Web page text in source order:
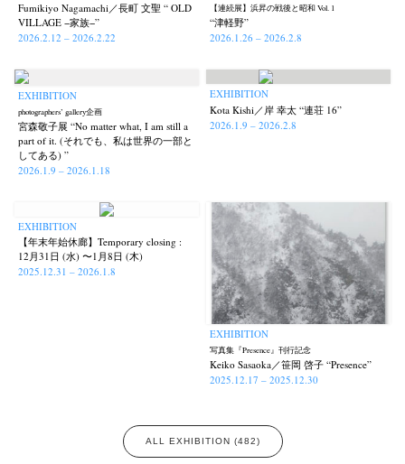
Fumikiyo Nagamachi／長町 文聖 “ OLD
VILLAGE −家族−”
2026.2.12 – 2026.2.22
【連続展】浜昇の戦後と昭和 Vol. 1
“津軽野”
2026.1.26 – 2026.2.8
EXHIBITION
photographers’ gallery企画
宮森敬子展 “No matter what, I am still a
part of it. (それでも、私は世界の一部と
してある) ”
2026.1.9 – 2026.1.18
EXHIBITION
Kota Kishi／岸 幸太 “連荘 16”
2026.1.9 – 2026.2.8
EXHIBITION
【年末年始休廊】Temporary closing :
12月31日 (水) 〜1月8日 (木)
2025.12.31 – 2026.1.8
EXHIBITION
写真集『Presence』刊行記念
Keiko Sasaoka／笹岡 啓子 “Presence”
2025.12.17 – 2025.12.30
ALL EXHIBITION (482)